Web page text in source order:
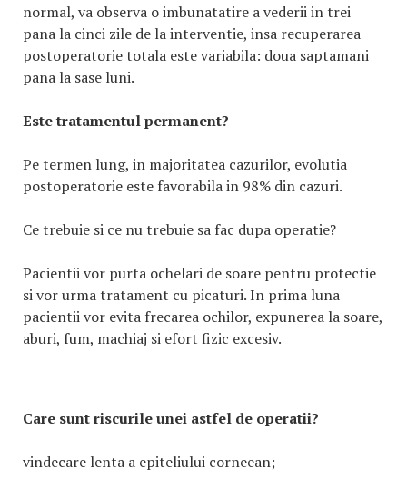
normal, va observa o imbunatatire a vederii in trei
pana la cinci zile de la interventie, insa recuperarea
postoperatorie totala este variabila: doua saptamani
pana la sase luni.
Este tratamentul permanent?
Pe termen lung, in majoritatea cazurilor, evolutia
postoperatorie este favorabila in 98% din cazuri.
Ce trebuie si ce nu trebuie sa fac dupa operatie?
Pacientii vor purta ochelari de soare pentru protectie
si vor urma tratament cu picaturi. In prima luna
pacientii vor evita frecarea ochilor, expunerea la soare,
aburi, fum, machiaj si efort fizic excesiv.
Care sunt riscurile unei astfel de operatii?
vindecare lenta a epiteliului corneean;